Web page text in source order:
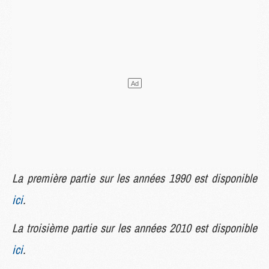
La première partie sur les années 1990 est disponible
ici.
La troisième partie sur les années 2010 est disponible
ici.